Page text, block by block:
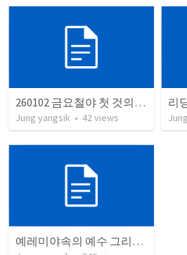
260102 금요철야 첫 것의 소중함
Jung yangsik • 42views
리
예레미야속의 예수 그리스도